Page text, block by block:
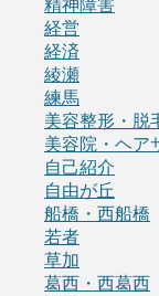
精神障害
経営
経済
綾瀬
練馬
美容整形・脱
美容院・ヘア
自己紹介
自由が丘
船橋・西船橋
若者
草加
葛西・西葛西